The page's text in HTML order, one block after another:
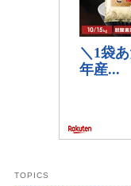
TOPICS